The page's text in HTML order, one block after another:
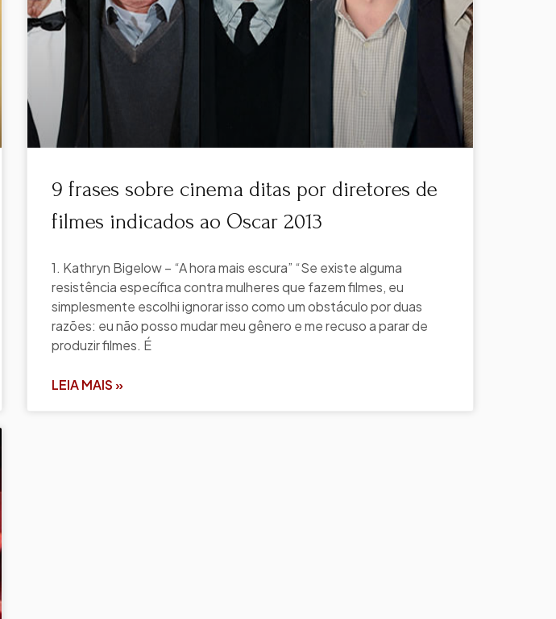
9 frases sobre cinema ditas por diretores de
filmes indicados ao Oscar 2013
1. Kathryn Bigelow – “A hora mais escura” “Se existe alguma
resistência específica contra mulheres que fazem filmes, eu
simplesmente escolhi ignorar isso como um obstáculo por duas
razões: eu não posso mudar meu gênero e me recuso a parar de
produzir filmes. É
LEIA MAIS »